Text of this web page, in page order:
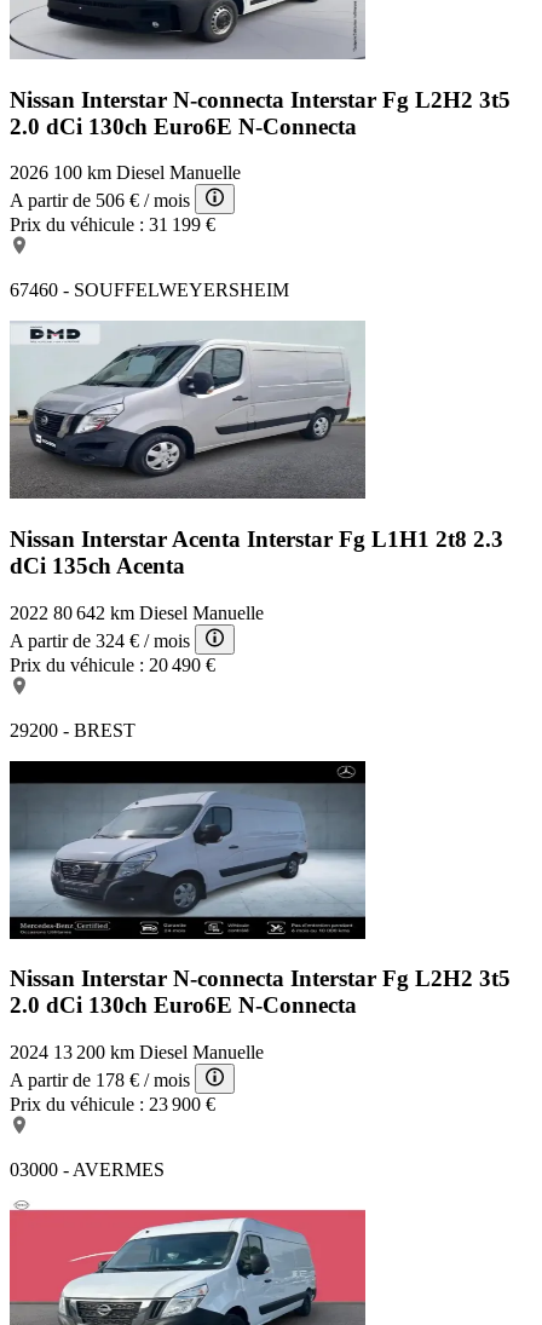
Nissan Interstar N-connecta Interstar Fg L2H2 3t5
2.0 dCi 130ch Euro6E N-Connecta
2026 100 km Diesel Manuelle
A partir de 506 € / mois
Prix du véhicule : 31 199 €
67460 - SOUFFELWEYERSHEIM
Nissan Interstar Acenta Interstar Fg L1H1 2t8 2.3
dCi 135ch Acenta
2022 80 642 km Diesel Manuelle
A partir de 324 € / mois
Prix du véhicule : 20 490 €
29200 - BREST
Nissan Interstar N-connecta Interstar Fg L2H2 3t5
2.0 dCi 130ch Euro6E N-Connecta
2024 13 200 km Diesel Manuelle
A partir de 178 € / mois
Prix du véhicule : 23 900 €
03000 - AVERMES